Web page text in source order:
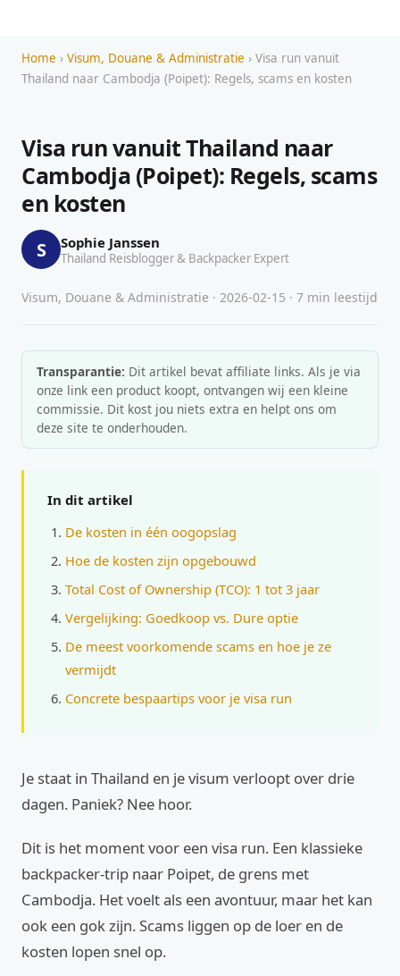
Home › Visum, Douane & Administratie › Visa run vanuit
Thailand naar Cambodja (Poipet): Regels, scams en kosten
Visa run vanuit Thailand naar
Cambodja (Poipet): Regels, scams
en kosten
S Sophie Janssen
Thailand Reisblogger & Backpacker Expert
Visum, Douane & Administratie · 2026-02-15 · 7 min leestijd
Transparantie: Dit artikel bevat affiliate links. Als je via
onze link een product koopt, ontvangen wij een kleine
commissie. Dit kost jou niets extra en helpt ons om
deze site te onderhouden.
In dit artikel
De kosten in één oogopslag
Hoe de kosten zijn opgebouwd
Total Cost of Ownership (TCO): 1 tot 3 jaar
Vergelijking: Goedkoop vs. Dure optie
De meest voorkomende scams en hoe je ze
vermijdt
Concrete bespaartips voor je visa run
Je staat in Thailand en je visum verloopt over drie
dagen. Paniek? Nee hoor.
Dit is het moment voor een visa run. Een klassieke
backpacker-trip naar Poipet, de grens met
Cambodja. Het voelt als een avontuur, maar het kan
ook een gok zijn. Scams liggen op de loer en de
kosten lopen snel op.